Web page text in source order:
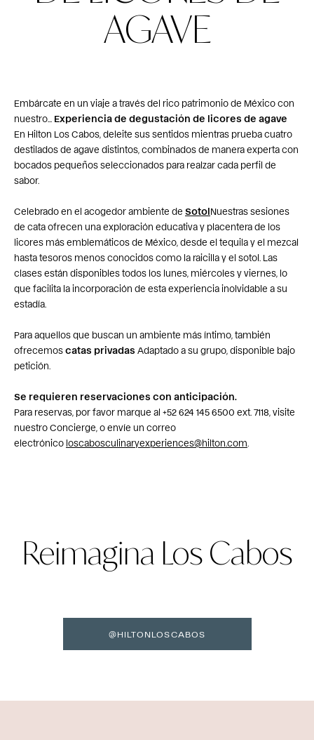
AGAVE
Embárcate en un viaje a través del rico patrimonio de México con
nuestro... Experiencia de degustación de licores de agave
En Hilton Los Cabos, deleite sus sentidos mientras prueba cuatro
destilados de agave distintos, combinados de manera experta con
bocados pequeños seleccionados para realzar cada perfil de
sabor.
Celebrado en el acogedor ambiente de SotolNuestras sesiones
de cata ofrecen una exploración educativa y placentera de los
licores más emblemáticos de México, desde el tequila y el mezcal
hasta tesoros menos conocidos como la raicilla y el sotol. Las
clases están disponibles todos los lunes, miércoles y viernes, lo
que facilita la incorporación de esta experiencia inolvidable a su
estadía.
Para aquellos que buscan un ambiente más íntimo, también
ofrecemos catas privadas Adaptado a su grupo, disponible bajo
petición.
Se requieren reservaciones con anticipación.
Para reservas, por favor marque al +52 624 145 6500 ext. 7118, visite
nuestro Concierge, o envíe un correo
electrónico loscabosculinaryexperiences@hilton.com
Reimagina Los Cabos
@HILTONLOSCABOS